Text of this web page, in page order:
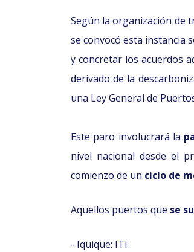
Según la organización de
se convocó esta instancia
y concretar los acuerdos
derivado de la
una Ley General de
Este paro involucrará la
nivel nacional desde el
comienzo de un ciclo de
Aquellos puertos que se
- Iquique: ITI